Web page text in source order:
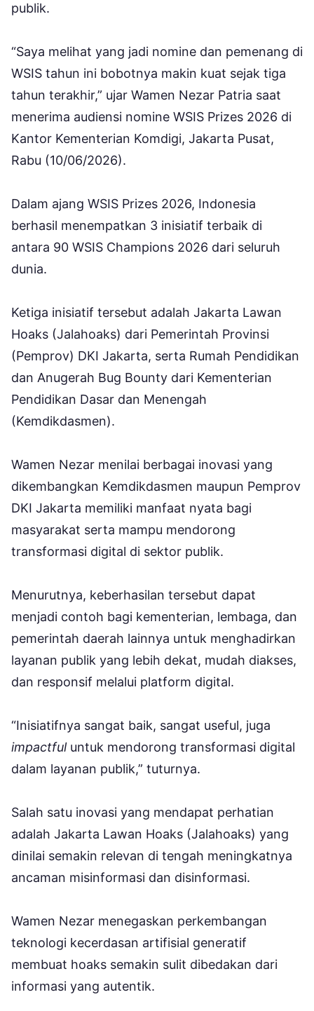
publik.
“Saya melihat yang jadi nomine dan pemenang di
WSIS tahun ini bobotnya makin kuat sejak tiga
tahun terakhir,” ujar Wamen Nezar Patria saat
menerima audiensi nomine WSIS Prizes 2026 di
Kantor Kementerian Komdigi, Jakarta Pusat,
Rabu (10/06/2026).
Dalam ajang WSIS Prizes 2026, Indonesia
berhasil menempatkan 3 inisiatif terbaik di
antara 90 WSIS Champions 2026 dari seluruh
dunia.
Ketiga inisiatif tersebut adalah Jakarta Lawan
Hoaks (Jalahoaks) dari Pemerintah Provinsi
(Pemprov) DKI Jakarta, serta Rumah Pendidikan
dan Anugerah Bug Bounty dari Kementerian
Pendidikan Dasar dan Menengah
(Kemdikdasmen).
Wamen Nezar menilai berbagai inovasi yang
dikembangkan Kemdikdasmen maupun Pemprov
DKI Jakarta memiliki manfaat nyata bagi
masyarakat serta mampu mendorong
transformasi digital di sektor publik.
Menurutnya, keberhasilan tersebut dapat
menjadi contoh bagi kementerian, lembaga, dan
pemerintah daerah lainnya untuk menghadirkan
layanan publik yang lebih dekat, mudah diakses,
dan responsif melalui platform digital.
“Inisiatifnya sangat baik, sangat useful, juga
impactfuluntuk mendorong transformasi digital
dalam layanan publik,” tuturnya.
Salah satu inovasi yang mendapat perhatian
adalah Jakarta Lawan Hoaks (Jalahoaks) yang
dinilai semakin relevan di tengah meningkatnya
ancaman misinformasi dan disinformasi.
Wamen Nezar menegaskan perkembangan
teknologi kecerdasan artifisial generatif
membuat hoaks semakin sulit dibedakan dari
informasi yang autentik.